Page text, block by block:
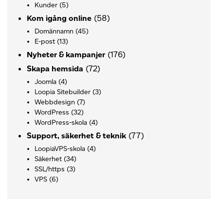
Kunder (5)
Kom igång online (58)
Domännamn (45)
E-post (13)
Nyheter & kampanjer (176)
Skapa hemsida (72)
Joomla (4)
Loopia Sitebuilder (3)
Webbdesign (7)
WordPress (32)
WordPress-skola (4)
Support, säkerhet & teknik (77)
LoopiaVPS-skola (4)
Säkerhet (34)
SSL/https (3)
VPS (6)